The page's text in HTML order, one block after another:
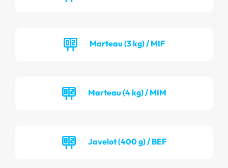
Marteau (3 kg) / MIF
Marteau (4 kg) / MIM
Javelot (400 g) / BEF